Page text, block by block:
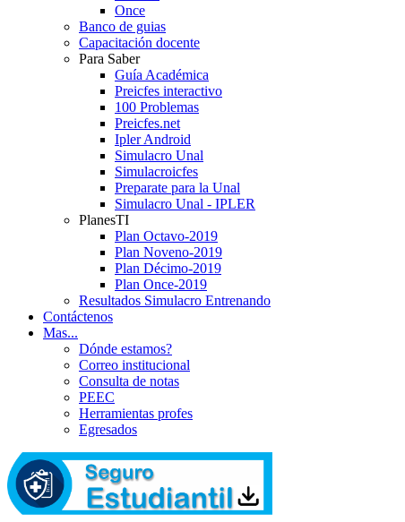
Once
Banco de guias
Capacitación docente
Para Saber
Guía Académica
Preicfes interactivo
100 Problemas
Preicfes.net
Ipler Android
Simulacro Unal
Simulacroicfes
Preparate para la Unal
Simulacro Unal - IPLER
PlanesTI
Plan Octavo-2019
Plan Noveno-2019
Plan Décimo-2019
Plan Once-2019
Resultados Simulacro Entrenando
Contáctenos
Mas...
Dónde estamos?
Correo institucional
Consulta de notas
PEEC
Herramientas profes
Egresados